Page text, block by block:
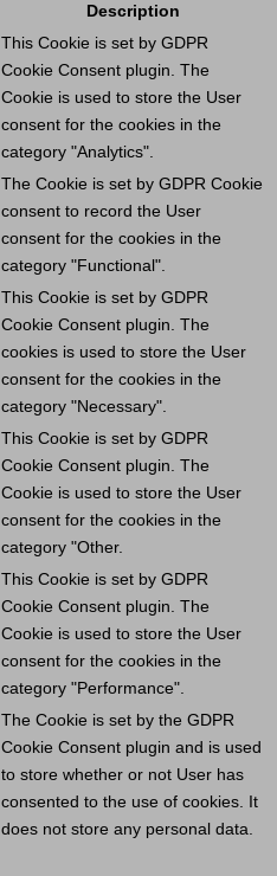
Description
This Cookie is set by GDPR
Cookie Consent plugin. The
Cookie is used to store the User
consent for the cookies in the
category "Analytics".
The Cookie is set by GDPR Cookie
consent to record the User
consent for the cookies in the
category "Functional".
This Cookie is set by GDPR
Cookie Consent plugin. The
cookies is used to store the User
consent for the cookies in the
category "Necessary".
This Cookie is set by GDPR
Cookie Consent plugin. The
Cookie is used to store the User
consent for the cookies in the
category "Other.
This Cookie is set by GDPR
Cookie Consent plugin. The
Cookie is used to store the User
consent for the cookies in the
category "Performance".
The Cookie is set by the GDPR
Cookie Consent plugin and is used
to store whether or not User has
consented to the use of cookies. It
does not store any personal data.